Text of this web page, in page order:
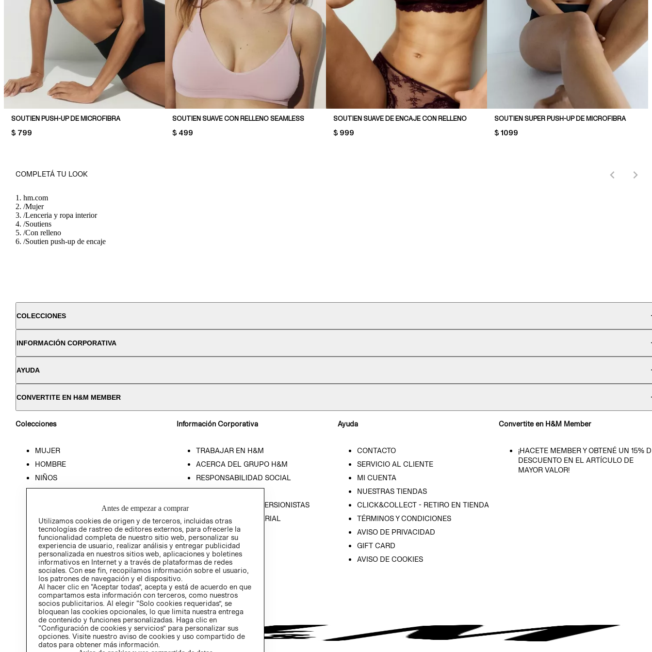
SOUTIEN PUSH-UP DE MICROFIBRA
PRICE:
$ 799
SOUTIEN SUAVE CON RELLENO SEAMLESS
PRICE:
$ 499
SOUTIEN SUAVE DE ENCAJE CON RELLENO
PRICE:
$ 999
SOUTIEN SUPER PUSH-UP DE MICROFIBRA
PRICE:
$ 1099
COMPLETÁ TU LOOK
hm.com
/Mujer
/Lenceria y ropa interior
/Soutiens
/Con relleno
/Soutien push-up de encaje
COLECCIONES
INFORMACIÓN CORPORATIVA
AYUDA
CONVERTITE EN H&M MEMBER
Colecciones
MUJER
HOMBRE
NIÑOS
HOME
Información Corporativa
TRABAJAR EN H&M
ACERCA DEL GRUPO H&M
RESPONSABILIDAD SOCIAL
PRENSA
RELACIÓN CON INVERSIONISTAS
POLÍTICA EMPRESARIAL
Ayuda
CONTACTO
SERVICIO AL CLIENTE
MI CUENTA
NUESTRAS TIENDAS
CLICK&COLLECT - RETIRO EN TIENDA
TÉRMINOS Y CONDICIONES
AVISO DE PRIVACIDAD
GIFT CARD
AVISO DE COOKIES
Convertite en H&M Member
¡HACETE MEMBER Y OBTENÉ UN 15%
DESCUENTO EN EL ARTÍCULO DE
MAYOR VALOR!
Antes de empezar a comprar
Utilizamos cookies de origen y de terceros, incluidas otras
tecnologías de rastreo de editores externos, para ofrecerle la
funcionalidad completa de nuestro sitio web, personalizar su
experiencia de usuario, realizar análisis y entregar publicidad
personalizada en nuestros sitios web, aplicaciones y boletines
informativos en Internet y a través de plataformas de redes
sociales. Con ese fin, recopilamos información sobre el usuario,
los patrones de navegación y el dispositivo.
Al hacer clic en “Aceptar todas”, acepta y está de acuerdo en que
compartamos esta información con terceros, como nuestros
socios publicitarios. Al elegir “Solo cookies requeridas”, se
bloquean las cookies opcionales, lo que limita nuestra entrega
de contenido y funciones personalizadas. Haga clic en
“Configuración de cookies y servicios” para personalizar sus
opciones. Visite nuestro aviso de cookies y uso compartido de
datos para obtener más información.